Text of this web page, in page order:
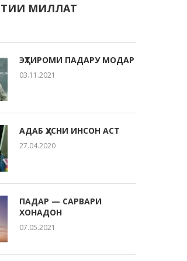
МИЛЛАТ
ЭҲТИРОМИ ПАДАРУ МОДАР
03.11.2021
АДАБ ҲУСНИ ИНСОН АСТ
27.04.2020
ПАДАР — САРВАРИ
ХОНАДОН
07.05.2021